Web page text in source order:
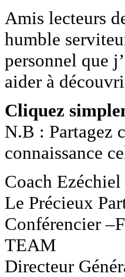
Amis lecteurs
humble
personnel que
aider à
Cliquez
N.B : Partagez
connaissance
Coach
Le Précieux
Conférencier
TEAM
Directeur